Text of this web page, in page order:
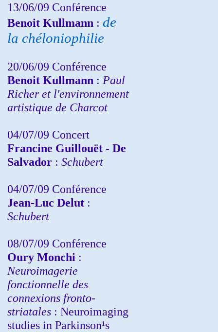
13/06/09 Conférence
Benoit Kullmann : de
la chéloniophilie
20/06/09 Conférence
Benoit Kullmann : Paul
Richer et l'environnement
artistique de Charcot
04/07/09 Concert
Francine Guillouët - De
Salvador : Schubert
04/07/09 Conférence
Jean-Luc Delut :
Schubert
08/07/09 Conférence
Oury Monchi :
Neuroimagerie
fonctionnelle des
connexions fronto-
striatales : Neuroimaging
studies in Parkinson¹s